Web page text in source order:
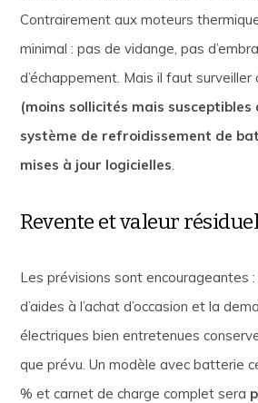
Contrairement aux moteurs
minimal : pas de vidange, pas
d’échappement. Mais il faut surveiller
(moins sollicités mais susceptibles
système de refroidissement de
mises à jour logicielles.
Revente et valeur
Les prévisions sont encourageantes :
d’aides à l’achat d’occasion et la
électriques bien entretenues
que prévu. Un modèle avec batterie
% et carnet de charge complet sera